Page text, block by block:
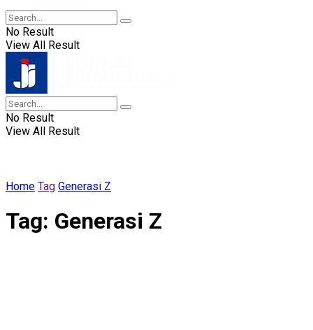
No Result
View All Result
No Result
View All Result
Home Tag Generasi Z
Tag: Generasi Z